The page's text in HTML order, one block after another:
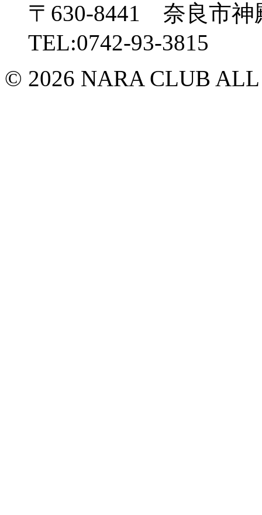
〒630-8441 奈良市
TEL:0742-93-3815
© 2026 NARA CLUB ALL